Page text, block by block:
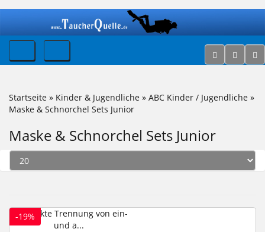
Startseite » Kinder & Jugendliche » ABC Kinder / Jugendliche »
Maske & Schnorchel Sets Junior
Maske & Schnorchel Sets Junior
-19%